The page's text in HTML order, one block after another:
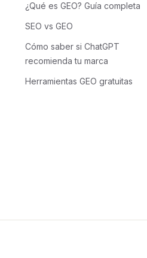
¿Qué es GEO? Guía completa
SEO vs GEO
Cómo saber si ChatGPT
recomienda tu marca
Herramientas GEO gratuitas